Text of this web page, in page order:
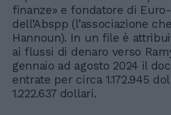
finanze» e fondatore di
dell’Abspp (l’associazione
Hannoun). In un file è
ai flussi di denaro verso
gennaio ad agosto 2024 il
entrate per circa 1.172.945
1.222.637 dollari.